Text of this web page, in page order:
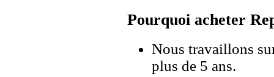
Pourquoi acheter
Nous travaillons
plus de 5 ans.